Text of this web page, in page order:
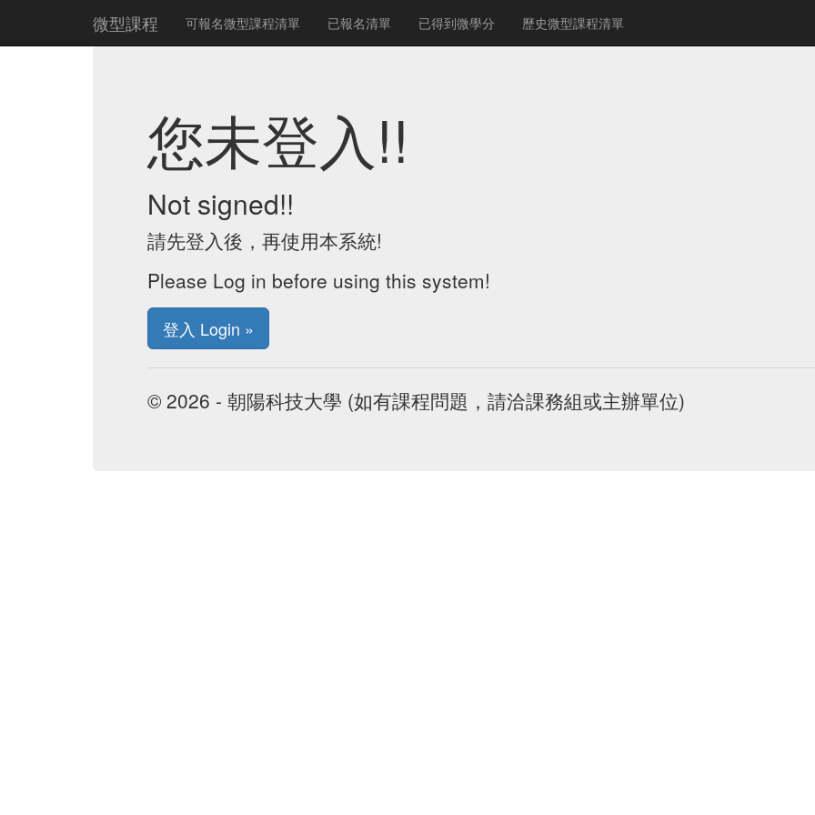
微型課程 可報名微型課程清單 已報名清單 已得到微學分 歷史微型課程清單
您未登入!!
Not signed!!
請先登入後，再使用本系統!
Please Log in before using this system!
登入 Login »
© 2026 - 朝陽科技大學 (如有課程問題，請洽課務組或主辦單位)